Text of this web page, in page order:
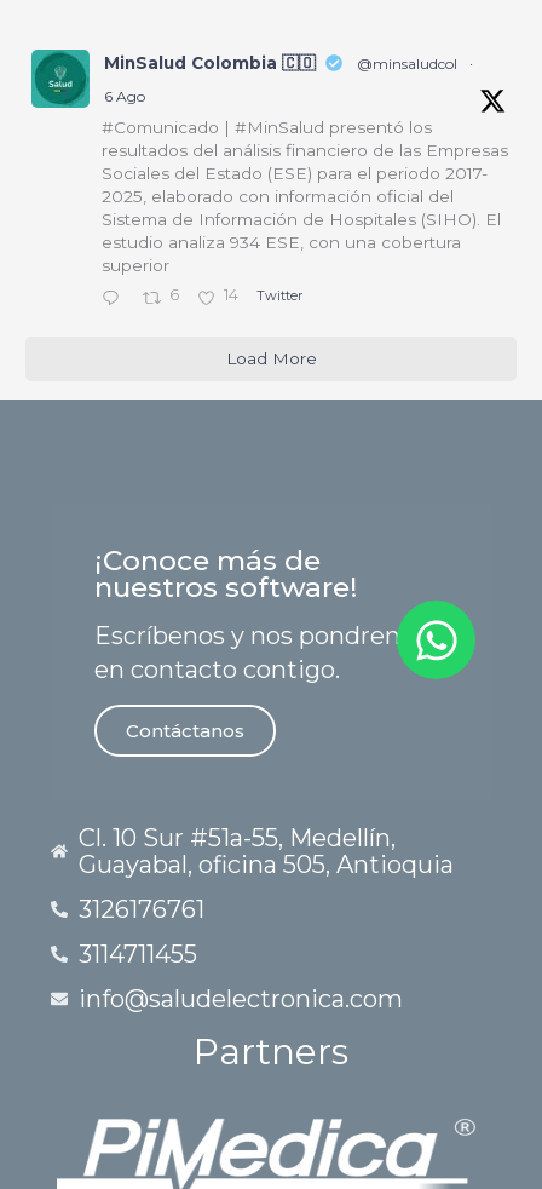
MinSalud Colombia 🇨🇴 @minsaludcol
·
6 Ago
#Comunicado | #MinSalud presentó los
resultados del análisis financiero de las Empresas
Sociales del Estado (ESE) para el periodo 2017-
2025, elaborado con información oficial del
Sistema de Información de Hospitales (SIHO). El
estudio analiza 934 ESE, con una cobertura
superior
6 14 Twitter
Load More
¡Conoce más de
nuestros software!
Escríbenos y nos pondremos
en contacto contigo.
Contáctanos
Cl. 10 Sur #51a-55, Medellín,
Guayabal, oficina 505, Antioquia
3126176761
3114711455
info@saludelectronica.com
Partners